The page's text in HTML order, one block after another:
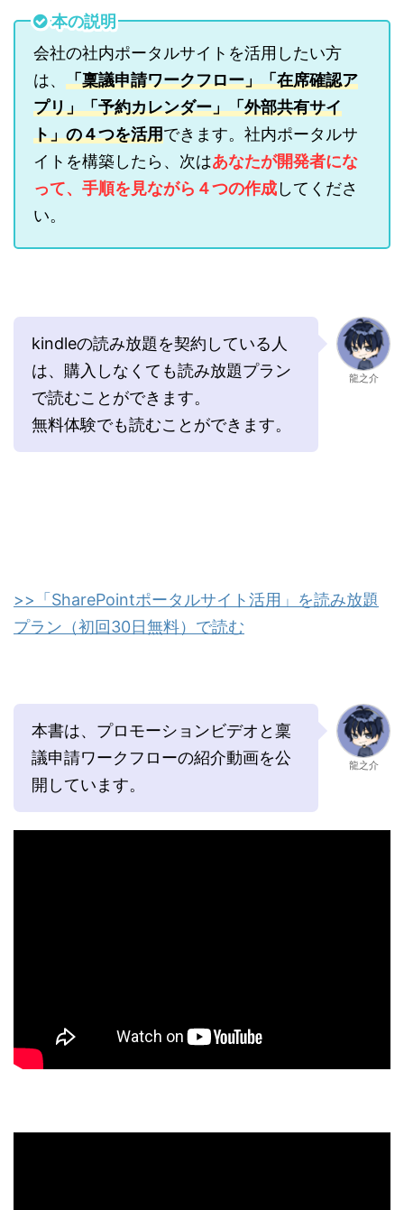
本の説明
会社の社内ポータルサイトを活用したい方
は、 「稟議申請ワークフロー」「在席確認ア
プリ」「予約カレンダー」「外部共有サイ
ト」の４つを活用できます。社内ポータルサ
イトを構築したら、次はあなたが開発者にな
って、手順を見ながら４つの作成してくださ
い。
kindleの読み放題を契約している人
は、購入しなくても読み放題プラン
で読むことができます。
無料体験でも読むことができます。
龍之介
>>「SharePointポータルサイト活用」を読み放題
プラン（初回30日無料）で読む
本書は、プロモーションビデオと稟
議申請ワークフローの紹介動画を公
開しています。
龍之介